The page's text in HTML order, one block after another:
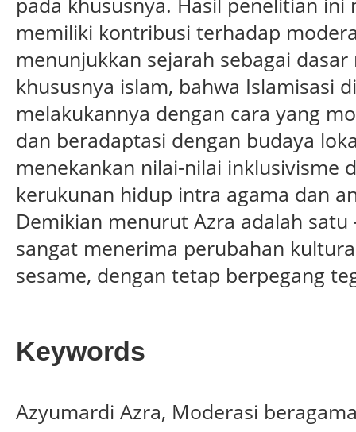
memiliki kontribusi terhadap
menunjukkan sejarah sebagai
khususnya islam, bahwa Islamisasi
melakukannya dengan cara yang
dan beradaptasi dengan budaya
menekankan nilai-nilai inklusivisme
kerukunan hidup intra agama dan
Demikian menurut Azra adalah
sangat menerima perubahan
sesame, dengan tetap berpegang
Keywords
Azyumardi Azra, Moderasi